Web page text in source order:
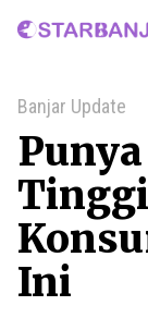
Home
Banjar Update
Ini